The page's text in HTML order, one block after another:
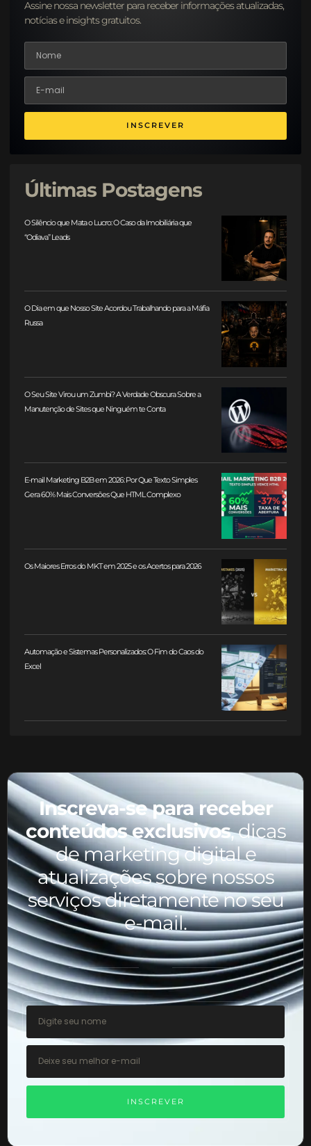
Assine nossa newsletter para receber informações atualizadas,
notícias e insights gratuitos.
INSCREVER
Últimas Postagens
O Silêncio que Mata o Lucro: O Caso da Imobiliária que
“Odiava” Leads
O Dia em que Nosso Site Acordou Trabalhando para a Máfia
Russa
O Seu Site Virou um Zumbi? A Verdade Obscura Sobre a
Manutenção de Sites que Ninguém te Conta
E-mail Marketing B2B em 2026: Por Que Texto Simples
Gera 60% Mais Conversões Que HTML Complexo
Os Maiores Erros do MKT em 2025 e os Acertos para 2026
Automação e Sistemas Personalizados: O Fim do Caos do
Excel
Inscreva-se para receber
conteúdos exclusivos, dicas
de marketing digital e
atualizações sobre nossos
serviços diretamente no seu
e-mail.
INSCREVER